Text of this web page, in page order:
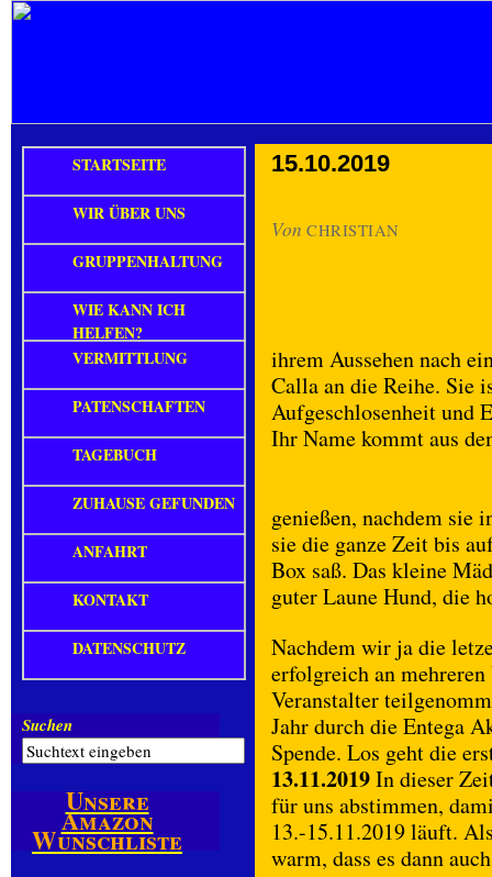
15.10.2019
Von CHRISTIAN
ihrem Aussehen nach
Calla an die Reihe. Sie
Aufgeschlosenheit und
Ihr Name kommt aus
genießen, nachdem sie
sie die ganze Zeit bis
Box saß. Das kleine
guter Laune Hund, die
Nachdem wir ja die
erfolgreich an
Veranstalter
Jahr durch die Entega
Spende. Los geht die
13.11.2019In dieser
für uns abstimmen,
13.-15.11.2019 läuft.
warm, dass es dann
STARTSEITE
WIR ÜBER UNS
GRUPPENHALTUNG
WIE KANN ICH
HELFEN?
VERMITTLUNG
PATENSCHAFTEN
TAGEBUCH
ZUHAUSE GEFUNDEN
ANFAHRT
KONTAKT
DATENSCHUTZ
Suchen
Unsere
Amazon
Wunschliste